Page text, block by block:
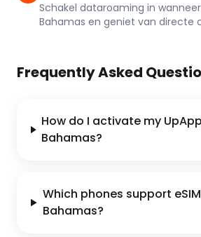
Schakel dataroaming in
Bahamas en geniet van directe
Frequently Asked
How do I activate my
Bahamas?
Which phones support
Bahamas?